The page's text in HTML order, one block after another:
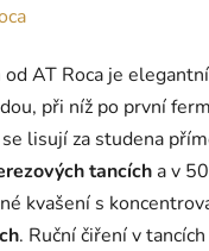
od AT Roca je elegantní
při níž po první
lisují za studena
tancích a v
kvašení s
. Ruční čiření v